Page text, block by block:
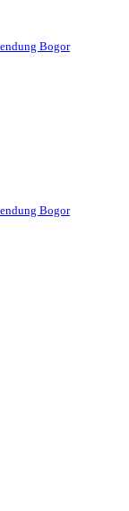
Bogor
Bogor